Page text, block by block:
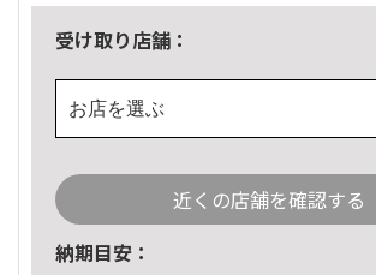
受け取り店舗：
お店を選ぶ
近くの店舗を確認する
納期目安：